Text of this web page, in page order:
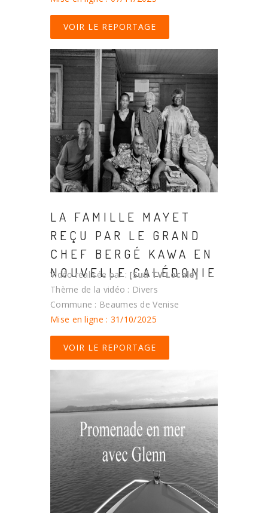
VOIR LE REPORTAGE
LA FAMILLE MAYET
REÇU PAR LE GRAND
CHEF BERGÉ KAWA EN
NOUVELLE CALÉDONIE
Vidéo réalisée par : [Sud TV Locale]
Thème de la vidéo : Divers
Commune : Beaumes de Venise
Mise en ligne : 31/10/2025
VOIR LE REPORTAGE